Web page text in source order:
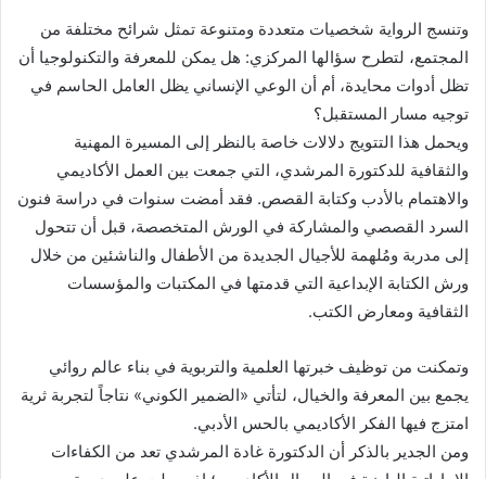
وتنسج الرواية شخصيات متعددة ومتنوعة تمثل شرائح مختلفة من
المجتمع، لتطرح سؤالها المركزي: هل يمكن للمعرفة والتكنولوجيا أن
تظل أدوات محايدة، أم أن الوعي الإنساني يظل العامل الحاسم في
توجيه مسار المستقبل؟
ويحمل هذا التتويج دلالات خاصة بالنظر إلى المسيرة المهنية
والثقافية للدكتورة المرشدي، التي جمعت بين العمل الأكاديمي
والاهتمام بالأدب وكتابة القصص. فقد أمضت سنوات في دراسة فنون
السرد القصصي والمشاركة في الورش المتخصصة، قبل أن تتحول
إلى مدربة ومُلهمة للأجيال الجديدة من الأطفال والناشئين من خلال
ورش الكتابة الإبداعية التي قدمتها في المكتبات والمؤسسات
الثقافية ومعارض الكتب.
وتمكنت من توظيف خبرتها العلمية والتربوية في بناء عالم روائي
يجمع بين المعرفة والخيال، لتأتي «الضمير الكوني» نتاجاً لتجربة ثرية
امتزج فيها الفكر الأكاديمي بالحس الأدبي.
ومن الجدير بالذكر أن الدكتورة غادة المرشدي تعد من الكفاءات